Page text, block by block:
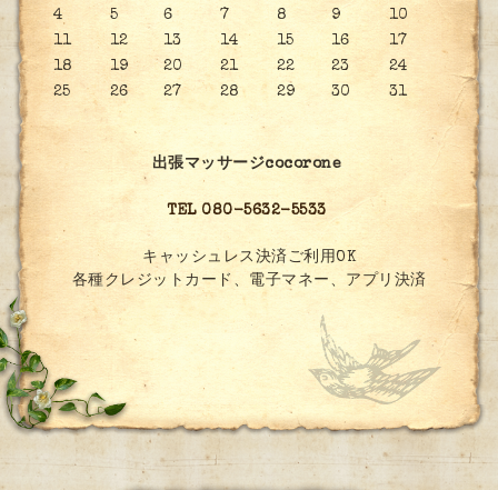
4
5 6 7 8 9
10
11
12 13 14 15 16
17
18
19 20 21 22 23
24
25
26 27 28 29 30 31
出張マッサージcocorone
TEL 080-5632-5533
キャッシュレス決済ご利用OK
各種クレジットカード、電子マネー、アプリ決済